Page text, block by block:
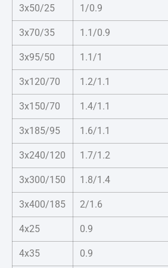
3x50/25 1/0.9
3x70/35 1.1/0.9
3x95/50 1.1/1
3x120/70 1.2/1.1
3x150/70 1.4/1.1
3x185/95 1.6/1.1
3x240/120 1.7/1.2
3x300/150 1.8/1.4
3x400/185 2/1.6
4x25 0.9
4x35 0.9